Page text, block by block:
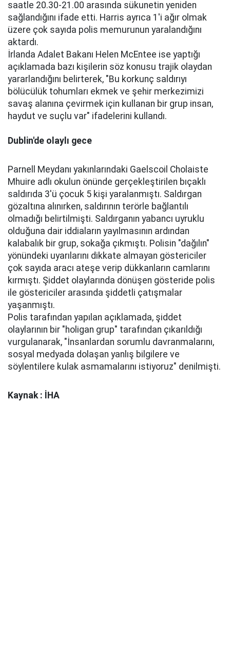
saatle 20.30-21.00 arasında sükunetin yeniden
sağlandığını ifade etti. Harris ayrıca 1'i ağır olmak
üzere çok sayıda polis memurunun yaralandığını
aktardı.
İrlanda Adalet Bakanı Helen McEntee ise yaptığı
açıklamada bazı kişilerin söz konusu trajik olaydan
yararlandığını belirterek, "Bu korkunç saldırıyı
bölücülük tohumları ekmek ve şehir merkezimizi
savaş alanına çevirmek için kullanan bir grup insan,
haydut ve suçlu var" ifadelerini kullandı.
Dublin'de olaylı gece
Parnell Meydanı yakınlarındaki Gaelscoil Cholaiste
Mhuire adlı okulun önünde gerçekleştirilen bıçaklı
saldırıda 3'ü çocuk 5 kişi yaralanmıştı. Saldırgan
gözaltına alınırken, saldırının terörle bağlantılı
olmadığı belirtilmişti. Saldırganın yabancı uyruklu
olduğuna dair iddiaların yayılmasının ardından
kalabalık bir grup, sokağa çıkmıştı. Polisin "dağılın"
yönündeki uyarılarını dikkate almayan göstericiler
çok sayıda aracı ateşe verip dükkanların camlarını
kırmıştı. Şiddet olaylarında dönüşen gösteride polis
ile göstericiler arasında şiddetli çatışmalar
yaşanmıştı.
Polis tarafından yapılan açıklamada, şiddet
olaylarının bir "holigan grup" tarafından çıkarıldığı
vurgulanarak, "İnsanlardan sorumlu davranmalarını,
sosyal medyada dolaşan yanlış bilgilere ve
söylentilere kulak asmamalarını istiyoruz" denilmişti.
Kaynak : İHA